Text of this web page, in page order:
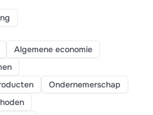
Algemene economie
Ondernemerschap